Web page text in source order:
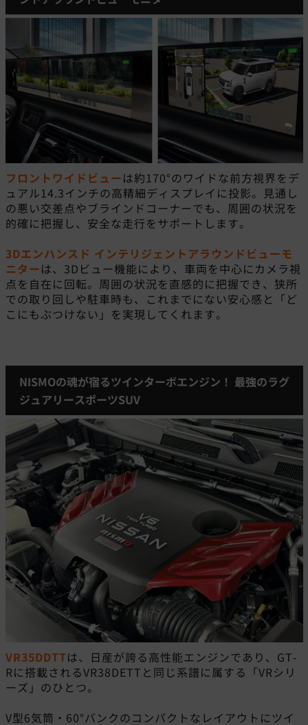
フロントワイドビューは約170°のワイドな前方視界をデ
ュアル14.3インチの高精細ディスプレイに投影。見通し
の悪い交差点やブラインドコーナーでも、周囲の状況を
的確に把握し、安全な走行をサポートします。
3Dエンハンスド インテリジェントアラウンドビューモ
ニターは、3Dビュー機能により、車両を中心にカメラ視
点を自在に回転。周囲の状況を直感的に把握でき、狭所
での取り回しや駐車時も、これまでにない安心感と「ど
こにもぶつけない」を実現してくれます。
NISMOの魂が宿るツインターボエンジン！ 最強のラグ
ジュアリースポーツSUV
VR35DDTTは、日産が誇る高性能エンジンであり、GT-
Rに搭載されるVR38DETTと同じ系譜に属する「VRシリ
ーズ」のひとつ。
V型6気筒・60°バンクのコンパクトなレイアウトにツイ